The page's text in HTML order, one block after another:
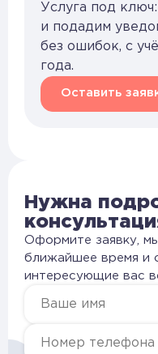
Услуга под
и подадим
без ошибок, с
года.
Оставить
Нужна
Оформите заявку,
ближайшее время и
интересующие вас